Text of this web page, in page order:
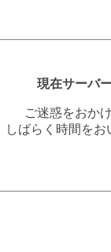
現在サーバ
ご迷惑をおか
しばらく時間を